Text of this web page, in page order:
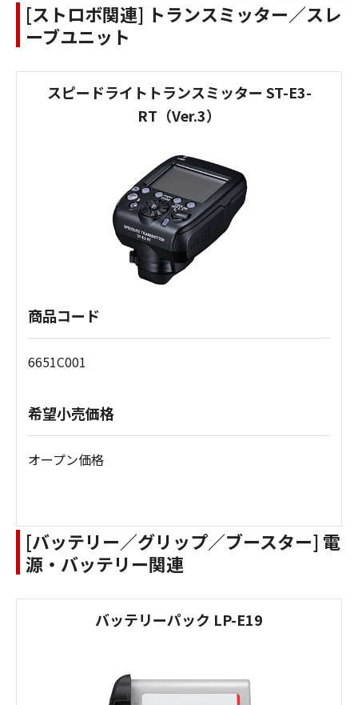
[ストロボ関連] トランスミッター／スレ
ーブユニット
スピードライトトランスミッター ST-E3-
RT（Ver.3）
商品コード
6651C001
希望小売価格
オープン価格
[バッテリー／グリップ／ブースター] 電
源・バッテリー関連
バッテリーパック LP-E19